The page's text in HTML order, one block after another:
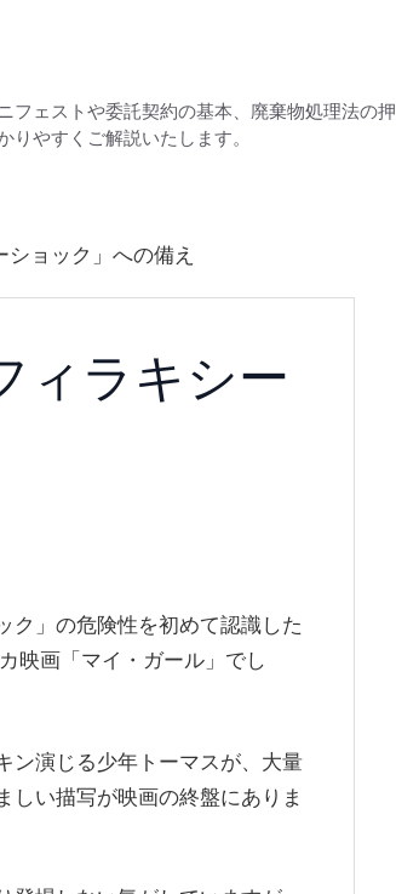
フェストや委託契約の基本、廃棄物処理法の押
やすくご解説いたします。
ョック」への備え
ィラキシー
ク」の危険性を初めて認識した
映画「マイ・ガール」でし
ン演じる少年トーマスが、大量
しい描写が映画の終盤にありま